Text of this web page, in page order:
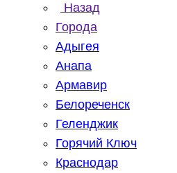
Назад
Города
Адыгея
Анапа
Армавир
Белореченск
Геленджик
Горячий Ключ
Краснодар